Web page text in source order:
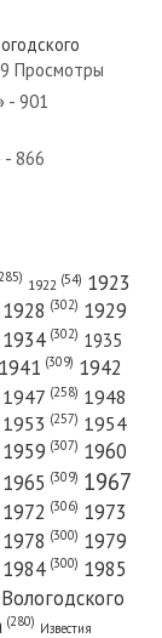
года —
года —
Просмотры
- 901
- 866
1922 (54) 1923
1928 (302) 1929
1934 (302) 1935
1941 (309) 1942
1947 (258) 1948
1953 (257) 1954
1959 (307) 1960
1965 (309) 1967
1972 (306) 1973
1978 (300) 1979
1984 (300) 1985
(280) Известия